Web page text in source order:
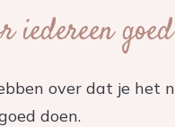
over dat je het
doen.